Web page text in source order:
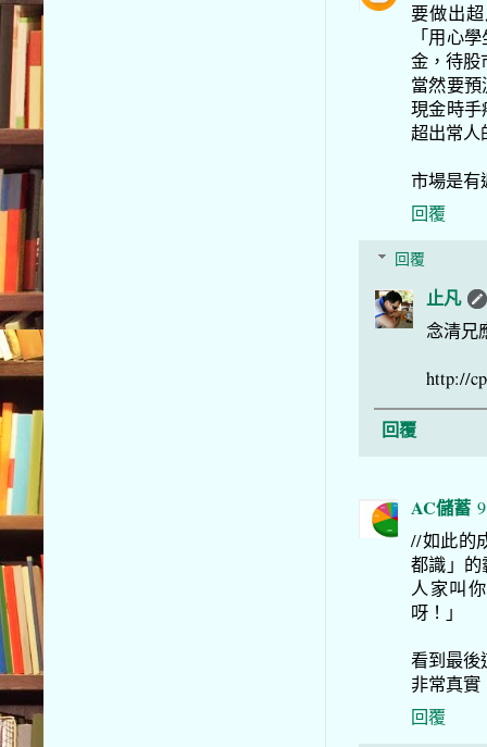
要做出
「用心
金，待股
當然要
現金時
超出常人
市場是有
回覆
回覆
止凡
念清兄
http://
回覆
AC儲蓄
//如此的
都識」
人家叫
呀！」
看到最
非常真實
回覆